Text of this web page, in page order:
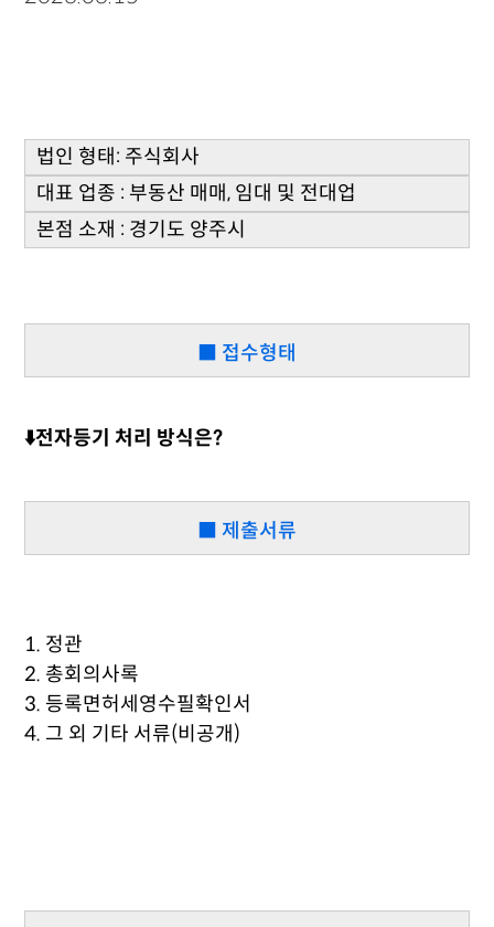
법인 형태: 주식회사
대표 업종 : 부동산 매매, 임대 및 전대업
본점 소재 : 경기도 양주시
■ 접수형태
⬇️전자등기 처리 방식은?
■ 제출서류
1. 정관
2. 총회의사록
3. 등록면허세영수필확인서
4. 그 외 기타 서류(비공개)